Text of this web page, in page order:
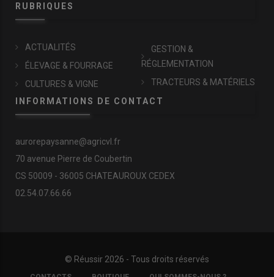
RUBRIQUES
ACTUALITÉS
ÉLEVAGE & FOURRAGE
CULTURES & VIGNE
GESTION &
RÉGLEMENTATION
TRACTEURS & MATÉRIELS
INFORMATIONS DE CONTACT
aurorepaysanne@agricvl.fr
70 avenue Pierre de Coubertin
CS 50009 - 36005 CHATEAUROUX CEDEX
02.54.07.66.66
© Réussir 2026 - Tous droits réservés
FOOTER